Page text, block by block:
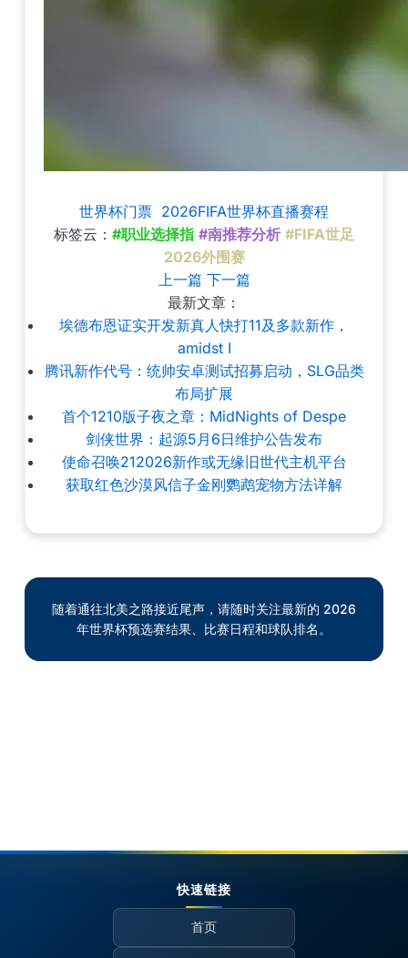
世界杯门票 2026FIFA世界杯直播赛程
标签云： #职业选择指 #南推荐分析 #FIFA世足
2026外围赛
上一篇 下一篇
最新文章：
埃德布恩证实开发新真人快打11及多款新作，
amidst I
腾讯新作代号：统帅安卓测试招募启动，SLG品类
布局扩展
首个1210版子夜之章：MidNights of Despe
剑侠世界：起源5月6日维护公告发布
使命召唤212026新作或无缘旧世代主机平台
获取红色沙漠风信子金刚鹦鹉宠物方法详解
随着通往北美之路接近尾声，请随时关注最新的 2026
年世界杯预选赛结果、比赛日程和球队排名。
快速链接
首页